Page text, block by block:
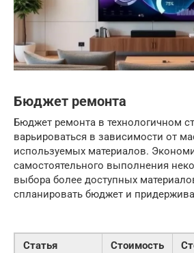
Бюджет ремонта
Бюджет ремонта в технологичном
варьироваться в зависимости от
используемых материалов.
самостоятельного выполнения
выбора более доступных
спланировать бюджет и
Статья
Стоимость